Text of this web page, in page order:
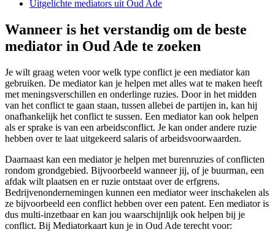
Uitgelichte mediators uit Oud Ade
Wanneer is het verstandig om de beste
mediator in Oud Ade te zoeken
Je wilt graag weten voor welk type conflict je een mediator kan
gebruiken. De mediator kan je helpen met alles wat te maken heeft
met meningsverschillen en onderlinge ruzies. Door in het midden
van het conflict te gaan staan, tussen allebei de partijen in, kan hij
onafhankelijk het conflict te sussen. Een mediator kan ook helpen
als er sprake is van een arbeidsconflict. Je kan onder andere ruzie
hebben over te laat uitgekeerd salaris of arbeidsvoorwaarden.
Daarnaast kan een mediator je helpen met burenruzies of conflicten
rondom grondgebied. Bijvoorbeeld wanneer jij, of je buurman, een
afdak wilt plaatsen en er ruzie ontstaat over de erfgrens.
Bedrijvenondernemingen kunnen een mediator weer inschakelen als
ze bijvoorbeeld een conflict hebben over een patent. Een mediator is
dus multi-inzetbaar en kan jou waarschijnlijk ook helpen bij je
conflict. Bij Mediatorkaart kun je in Oud Ade terecht voor: